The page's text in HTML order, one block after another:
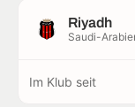
Riyadh
Saudi-
Im Klub seit